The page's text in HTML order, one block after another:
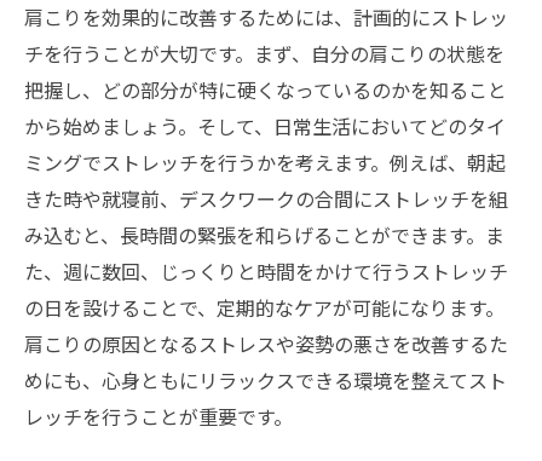
肩こりを効果的に改善するためには、計画的にストレッ
チを行うことが大切です。まず、自分の肩こりの状態を
把握し、どの部分が特に硬くなっているのかを知ること
から始めましょう。そして、日常生活においてどのタイ
ミングでストレッチを行うかを考えます。例えば、朝起
きた時や就寝前、デスクワークの合間にストレッチを組
み込むと、長時間の緊張を和らげることができます。ま
た、週に数回、じっくりと時間をかけて行うストレッチ
の日を設けることで、定期的なケアが可能になります。
肩こりの原因となるストレスや姿勢の悪さを改善するた
めにも、心身ともにリラックスできる環境を整えてスト
レッチを行うことが重要です。